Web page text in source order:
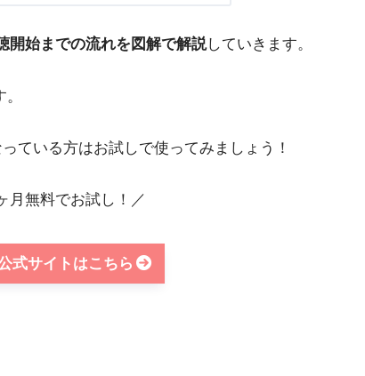
開始までの流れを図解で解説していきます。
ている方はお試しで使ってみましょう！
月無料でお試し！／
式サイトはこちら